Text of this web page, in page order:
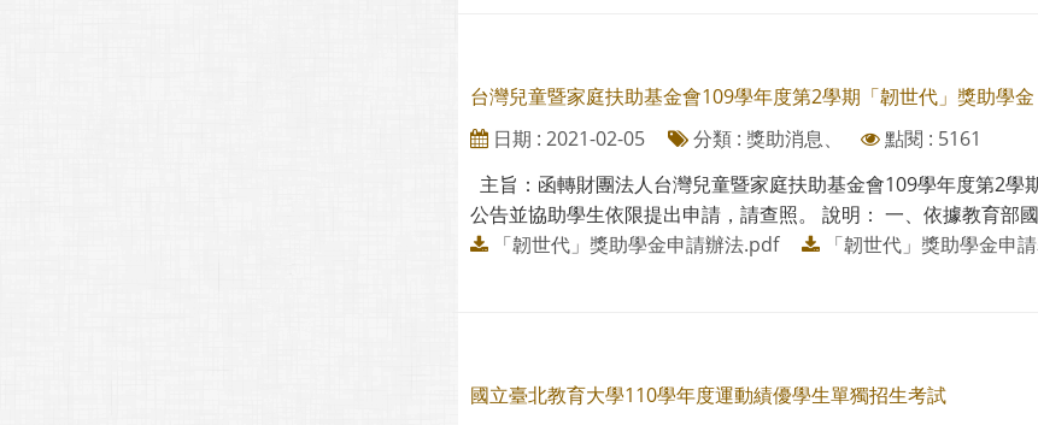
台灣兒童暨家庭扶助基金會109學年度第2學期「韌世代」獎助學金
日期 : 2021-02-05
分類 : 獎助消息、
點閱 : 5161
主旨：函轉財團法人台灣兒童暨家庭扶助基金會109學年度第2
公告並協助學生依限提出申請，請查照。 說明： 一、依據教育部
「韌世代」獎助學金申請辦法.pdf
「韌世代」獎助學金申
國立臺北教育大學110學年度運動績優學生單獨招生考試